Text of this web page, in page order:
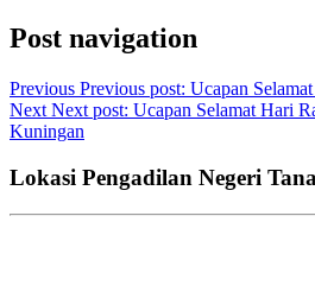
Post navigation
Previous Previous post: Ucapan
Next Next post: Ucapan Selamat Hari
Kuningan
Lokasi Pengadilan Negeri